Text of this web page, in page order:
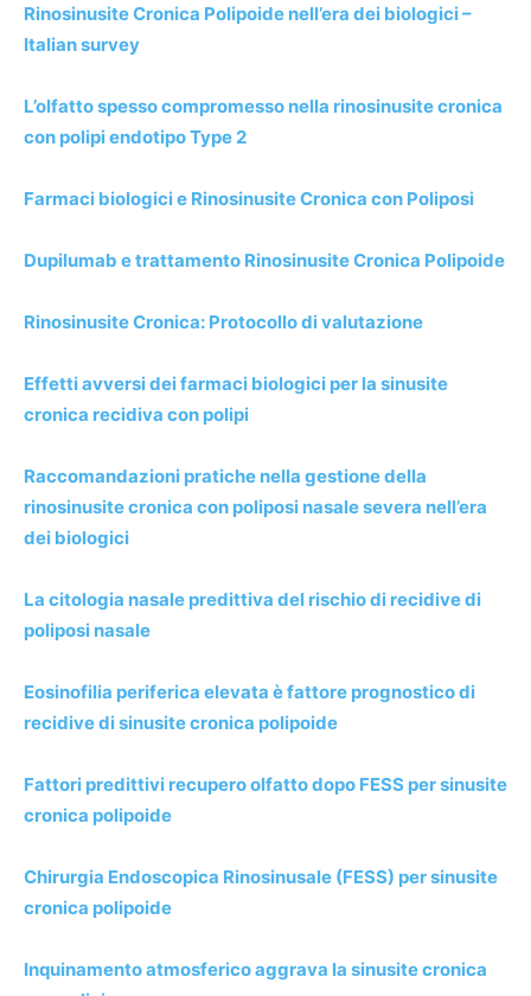
Rinosinusite Cronica Polipoide nell’era dei biologici –
Italian survey
L’olfatto spesso compromesso nella rinosinusite cronica
con polipi endotipo Type 2
Farmaci biologici e Rinosinusite Cronica con Poliposi
Dupilumab e trattamento Rinosinusite Cronica Polipoide
Rinosinusite Cronica: Protocollo di valutazione
Effetti avversi dei farmaci biologici per la sinusite
cronica recidiva con polipi
Raccomandazioni pratiche nella gestione della
rinosinusite cronica con poliposi nasale severa nell’era
dei biologici
La citologia nasale predittiva del rischio di recidive di
poliposi nasale
Eosinofilia periferica elevata è fattore prognostico di
recidive di sinusite cronica polipoide
Fattori predittivi recupero olfatto dopo FESS per sinusite
cronica polipoide
Chirurgia Endoscopica Rinosinusale (FESS) per sinusite
cronica polipoide
Inquinamento atmosferico aggrava la sinusite cronica